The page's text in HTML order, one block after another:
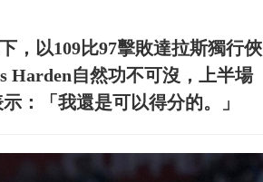
，以109比97擊敗達拉斯獨行俠
Harden自然功不可沒，上半場
：「我還是可以得分的。」